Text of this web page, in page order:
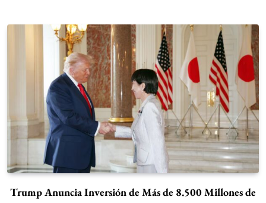
Trump Anuncia Inversión de Más de 8.500 Millones de